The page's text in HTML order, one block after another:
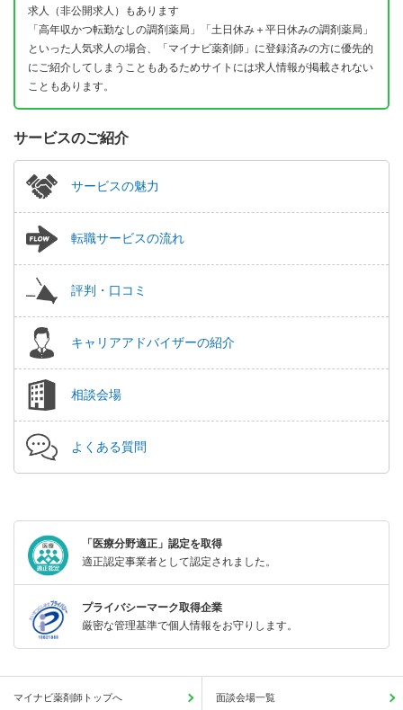
求人（非公開求人）もあります
「高年収かつ転勤なしの調剤薬局」「土日休み＋平日休みの調剤薬局」
といった人気求人の場合、「マイナビ薬剤師」に登録済みの方に優先的
にご紹介してしまうこともあるためサイトには求人情報が掲載されない
こともあります。
サービスのご紹介
サービスの魅力
転職サービスの流れ
評判・口コミ
キャリアアドバイザーの紹介
相談会場
よくある質問
「医療分野適正」認定を取得
適正認定事業者として認定されました。
プライバシーマーク取得企業
厳密な管理基準で個人情報をお守りします。
マイナビ薬剤師トップへ 面談会場一覧